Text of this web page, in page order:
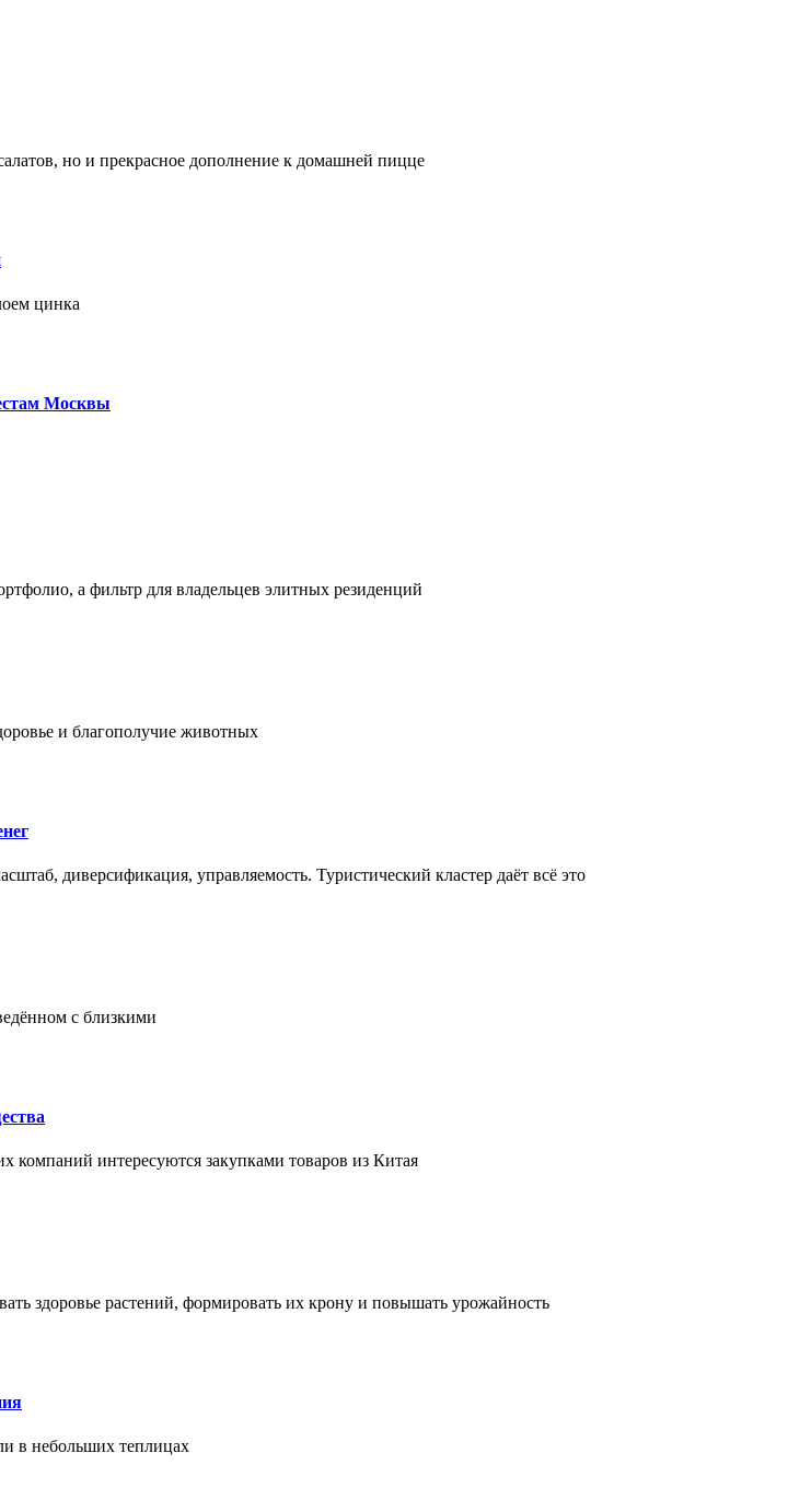
но и прекрасное дополнение к домашней пицце
цинка
Москвы
а фильтр для владельцев элитных резиденций
и благополучие животных
диверсификация, управляемость. Туристический кластер даёт всё это
с близкими
компаний интересуются закупками товаров из Китая
здоровье растений, формировать их крону и повышать урожайность
в небольших теплицах